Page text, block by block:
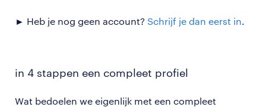
► Heb je nog geen account? Schrijf je dan eerst in.
in 4 stappen een compleet profiel
Wat bedoelen we eigenlijk met een compleet